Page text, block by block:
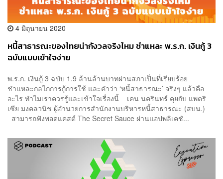
4 มิถุนายน 2020
หนี้สาธารณะของไทยน่ากังวลจริงไหม ชำแหละ พ.ร.ก. เงินกู้ 3
ฉบับแบบเข้าใจง่าย
พ.ร.ก. เงินกู้ 3 ฉบับ 1.9 ล้านล้านบาทผ่านสภาเป็นที่เรียบร้อย
ชำแหละกลไกการกู้การใช้ และคำว่า ‘หนี้สาธารณะ’ จริงๆ แล้วคือ
อะไร ทำไมเราควรรู้และเข้าใจเรื่องนี้ เคน นครินทร์ คุยกับ แพตริ
เซีย มงคลวนิช ผู้อำนวยการสำนักงานบริหารหนี้สาธารณะ (สบน.)
สามารถฟังพอดแคสต์ The Secret Sauce ผ่านแอปพลิเคชั...